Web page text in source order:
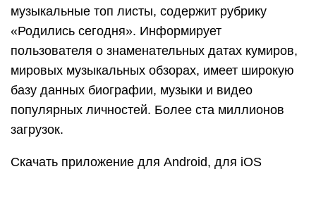
музыкальные топ листы, содержит рубрику
«Родились сегодня». Информирует
пользователя о знаменательных датах кумиров,
мировых музыкальных обзорах, имеет широкую
базу данных биографии, музыки и видео
популярных личностей. Более ста миллионов
загрузок.
Скачать приложение для Android, для iOS